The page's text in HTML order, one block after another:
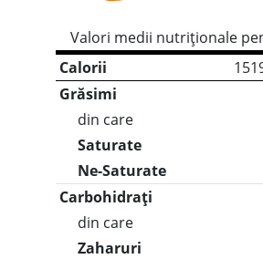
Valori medii nutriționale
Calorii
Grăsimi
din care
Saturate
Ne-Saturate
Carbohidrați
din care
Zaharuri